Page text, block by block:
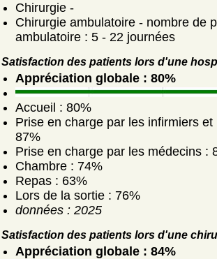
Chirurgie -
Chirurgie ambulatoire - nombre de
ambulatoire : 5 - 22 journées
Satisfaction des patients lors d'une
Appréciation globale : 80%
Accueil : 80%
Prise en charge par les infirmiers
87%
Prise en charge par les médecins :
Chambre : 74%
Repas : 63%
Lors de la sortie : 76%
données : 2025
Satisfaction des patients lors d'une
Appréciation globale : 84%